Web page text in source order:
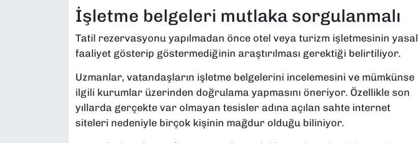
İşletme belgeleri mutlaka sorgulanmalı
Tatil rezervasyonu yapılmadan önce otel veya turizm işletmesinin yasal
faaliyet gösterip göstermediğinin araştırılması gerektiği belirtiliyor.
Uzmanlar, vatandaşların işletme belgelerini incelemesini ve mümkünse
ilgili kurumlar üzerinden doğrulama yapmasını öneriyor. Özellikle son
yıllarda gerçekte var olmayan tesisler adına açılan sahte internet
siteleri nedeniyle birçok kişinin mağdur olduğu biliniyor.